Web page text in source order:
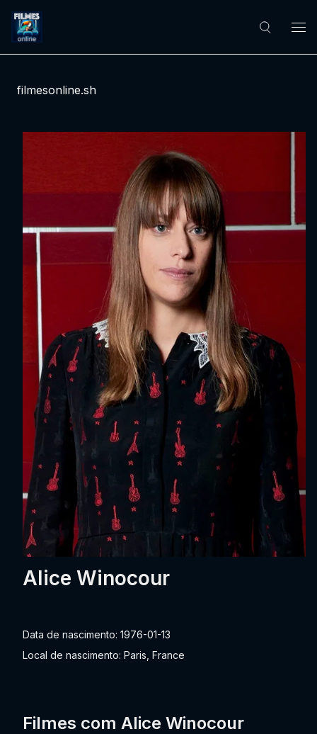
filmesonline.sh
Alice Winocour
Data de nascimento: 1976-01-13
Local de nascimento: Paris, France
Filmes com Alice Winocour